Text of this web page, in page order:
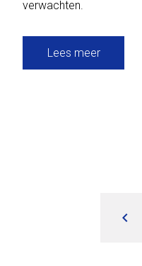
verwachten.
Lees meer
keyboard_arrow_left